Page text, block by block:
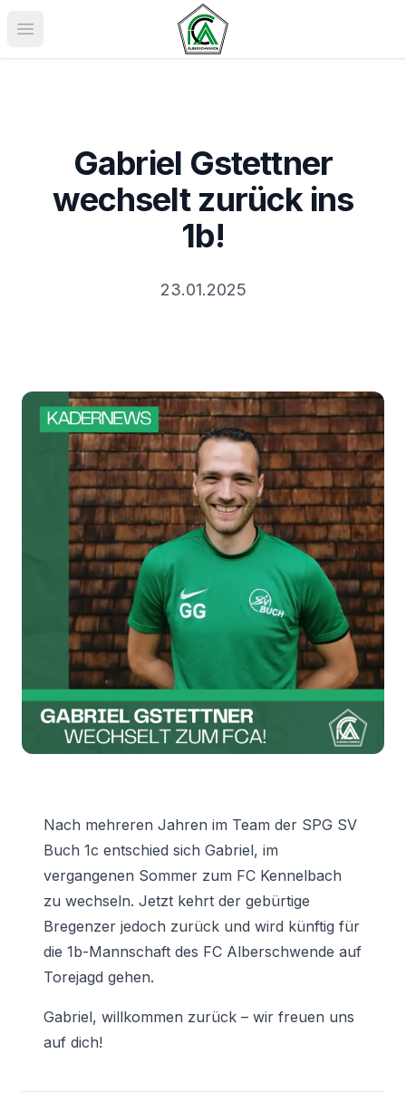
Menü öffnen
Gabriel Gstettner
wechselt zurück ins
1b!
23.01.2025
Nach mehreren Jahren im Team der SPG SV
Buch 1c entschied sich Gabriel, im
vergangenen Sommer zum FC Kennelbach
zu wechseln. Jetzt kehrt der gebürtige
Bregenzer jedoch zurück und wird künftig für
die 1b-Mannschaft des FC Alberschwende auf
Torejagd gehen.
Gabriel, willkommen zurück – wir freuen uns
auf dich!